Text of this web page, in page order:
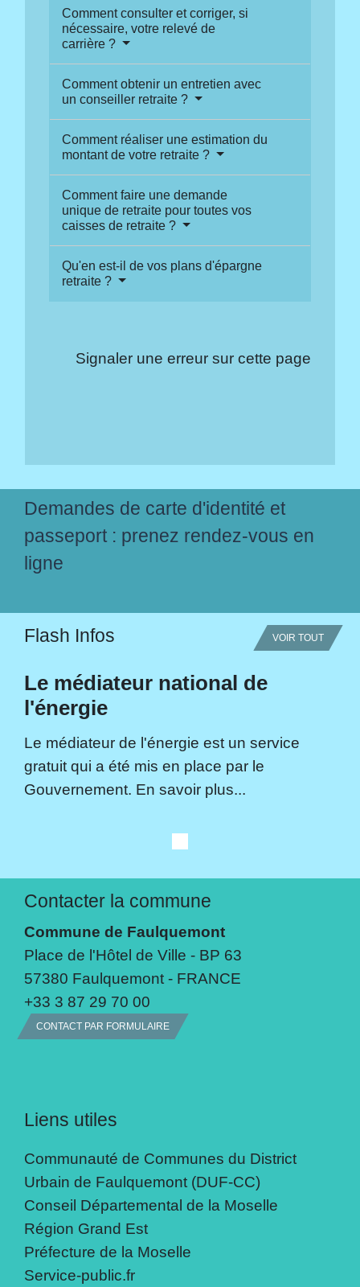
Comment consulter et corriger, si
nécessaire, votre relevé de
carrière ?
Comment obtenir un entretien avec
un conseiller retraite ?
Comment réaliser une estimation du
montant de votre retraite ?
Comment faire une demande
unique de retraite pour toutes vos
caisses de retraite ?
Qu'en est-il de vos plans d'épargne
retraite ?
Signaler une erreur sur cette page
Demandes de carte d'identité et
passeport : prenez rendez-vous en
ligne
Flash Infos VOIR TOUT
Le médiateur national de
l'énergie
Le médiateur de l'énergie est un service
gratuit qui a été mis en place par le
Gouvernement. En savoir plus...
Contacter la commune
Commune de Faulquemont
Place de l'Hôtel de Ville - BP 63
57380 Faulquemont - FRANCE
+33 3 87 29 70 00
CONTACT PAR FORMULAIRE
Liens utiles
Communauté de Communes du District
Urbain de Faulquemont (DUF-CC)
Conseil Départemental de la Moselle
Région Grand Est
Préfecture de la Moselle
Service-public.fr